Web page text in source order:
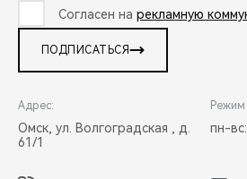
Согласен на рекламную
ПОДПИСАТЬСЯ
Адрес:
Омск, ул. Волгоградская , д.
61/1
Режим
пн-